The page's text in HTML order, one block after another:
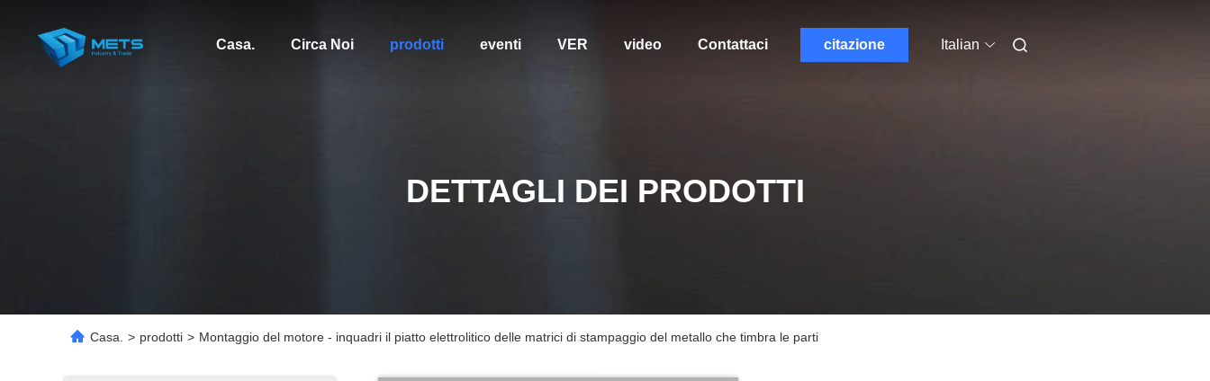
Casa. Circa Noi prodotti eventi VER video Contattaci citazione Italian
DETTAGLI DEI PRODOTTI
Casa. > prodotti > Montaggio del motore - inquadri il piatto elettrolitico delle matrici di stampaggio del metallo che timbra le parti